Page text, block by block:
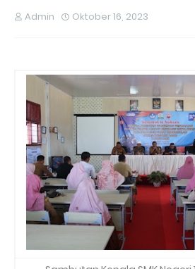
Admin Oktober 16, 2023